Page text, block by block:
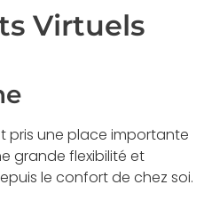
Virtuels
pris une place importante
grande flexibilité et
le confort de chez soi.